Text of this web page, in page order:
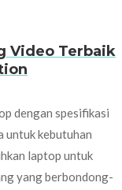
Video Terbaik
dengan spesifikasi
untuk kebutuhan
laptop untuk
yang berbondong-